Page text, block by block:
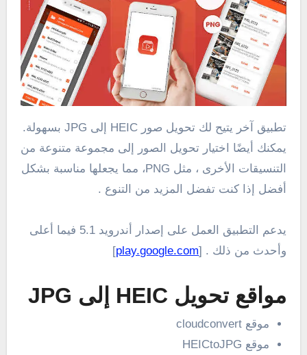
تطبيق آخر يتيح لك تحويل صور HEIC إلى JPG بسهولة.
يمكنك أيضًا اختيار تحويل الصور إلى مجموعة متنوعة من
التنسيقات الأخرى ، مثل PNG، مما يجعلها مناسبة بشكل
أفضل إذا كنت تفضل المزيد من التنوع .
يدعم التطبيق العمل على إصدار أندرويد 5.1 فيما أعلى
وأحدث من ذلك . [play.google.com
]
مواقع تحويل HEIC إلى JPG
موقع cloudconvert
موقع HEICtoJPG